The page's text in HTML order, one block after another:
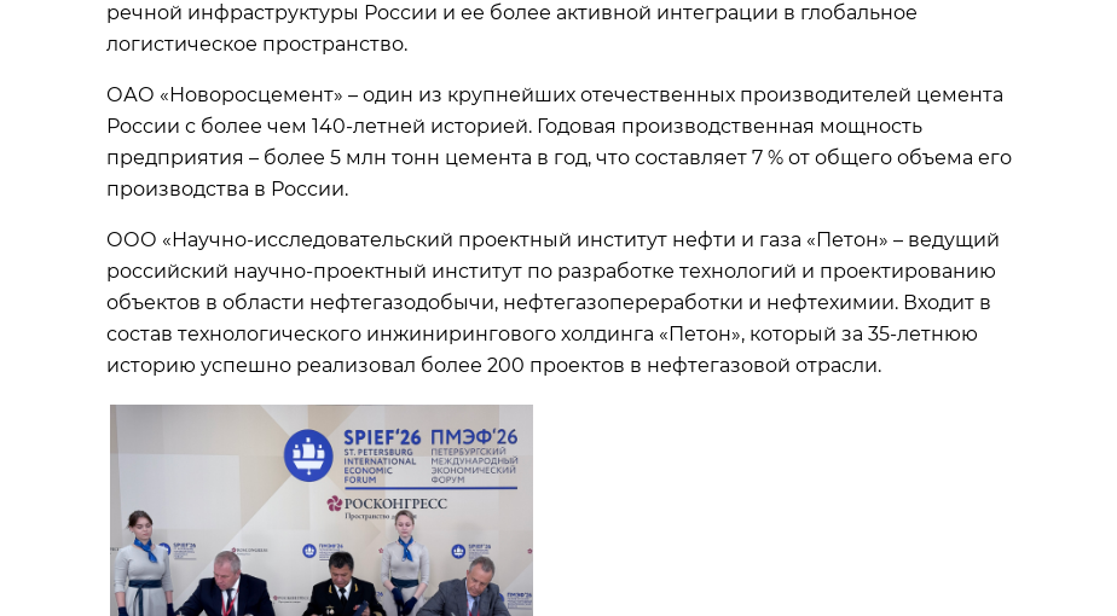
речной инфраструктуры России и ее более активной интеграции в глобальное
логистическое пространство.
ОАО «Новоросцемент» – один из крупнейших отечественных производителей цемента
России с более чем 140-летней историей. Годовая производственная мощность
предприятия – более 5 млн тонн цемента в год, что составляет 7 % от общего объема его
производства в России.
ООО «Научно-исследовательский проектный институт нефти и газа «Петон» – ведущий
российский научно-проектный институт по разработке технологий и проектированию
объектов в области нефтегазодобычи, нефтегазопереработки и нефтехимии. Входит в
состав технологического инжинирингового холдинга «Петон», который за 35-летнюю
историю успешно реализовал более 200 проектов в нефтегазовой отрасли.